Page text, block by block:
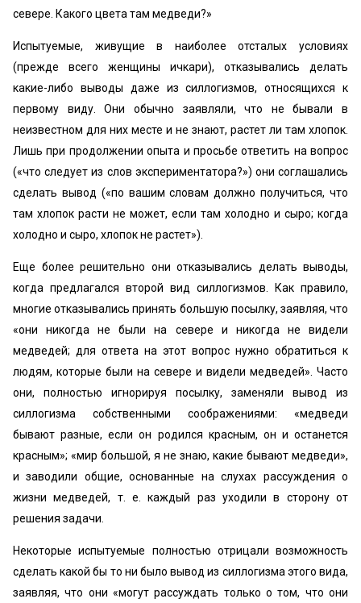
севере. Какого цвета там медведи?»
Испытуемые, живущие в наиболее отсталых условиях
(прежде всего женщины ичкари), отказывались делать
какие-либо выводы даже из силлогизмов, относящихся к
первому виду. Они обычно заявляли, что не бывали в
неизвестном для них месте и не знают, растет ли там хлопок.
Лишь при продолжении опыта и просьбе ответить на вопрос
(«что следует из слов экспериментатора?») они соглашались
сделать вывод («по вашим словам должно получиться, что
там хлопок расти не может, если там холодно и сыро; когда
холодно и сыро, хлопок не растет»).
Еще более решительно они отказывались делать выводы,
когда предлагался второй вид силлогизмов. Как правило,
многие отказывались принять большую посылку, заявляя, что
«они никогда не были на севере и никогда не видели
медведей; для ответа на этот вопрос нужно обратиться к
людям, которые были на севере и видели медведей». Часто
они, полностью игнорируя посылку, заменяли вывод из
силлогизма собственными соображениями: «медведи
бывают разные, если он родился красным, он и останется
красным»; «мир большой, я не знаю, какие бывают медведи»,
и заводили общие, основанные на слухах рассуждения о
жизни медведей, т. е. каждый раз уходили в сторону от
решения задачи.
Некоторые испытуемые полностью отрицали возможность
сделать какой бы то ни было вывод из силлогизма этого вида,
заявляя, что они «могут рассуждать только о том, что они